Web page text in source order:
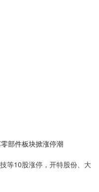
部件板块掀涨停潮
等10股涨停，开特股份、大